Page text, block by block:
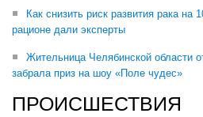
Как снизить риск развития рака на
рационе дали эксперты
Жительница Челябинской области
забрала приз на шоу «Поле чудес»
ПРОИСШЕСТВИЯ